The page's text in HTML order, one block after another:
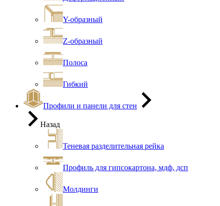
Y-образный
Z-образный
Полоса
Гибкий
Профили и панели для стен
Назад
Теневая разделительная рейка
Профиль для гипсокартона, мдф, дсп
Молдинги